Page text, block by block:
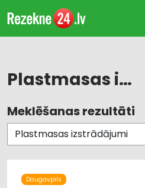
Plastmasas izstrādājumi
Visas nozares
Plastmasas izstrādājumi
Meklēšanas rezultāti
Daugavpils